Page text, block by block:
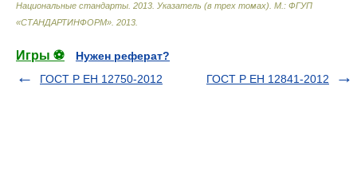
Национальные стандарты. 2013. Указатель (в трех томах). М.: ФГУП
«СТАНДАРТИНФОРМ» 2013
Игры ⚽
Нужен реферат?
ГОСТ Р ЕН 12750-2012
ГОСТ Р ЕН 12841-2012